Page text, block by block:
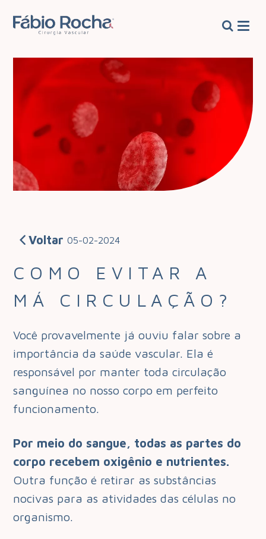
Voltar 05-02-2024
COMO EVITAR A
MÁ CIRCULAÇÃO?
Você provavelmente já ouviu falar sobre a
importância da saúde vascular. Ela é
responsável por manter toda circulação
sanguínea no nosso corpo em perfeito
funcionamento.
Por meio do sangue, todas as partes do
corpo recebem oxigênio e nutrientes.
Outra função é retirar as substâncias
nocivas para as atividades das células no
organismo.